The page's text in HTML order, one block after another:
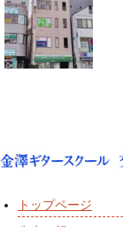
トップページ